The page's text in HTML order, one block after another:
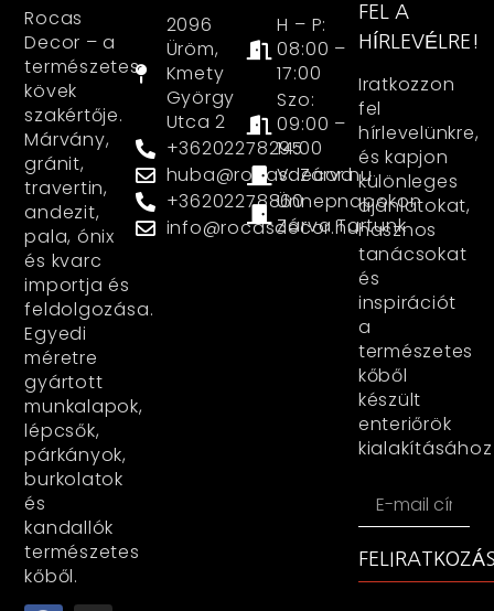
Rocas
Decor – a
természetes
kövek
szakértője.
Márvány,
gránit,
travertin,
andezit,
pala, ónix
és kvarc
importja és
feldolgozása.
Egyedi
méretre
gyártott
munkalapok,
lépcsők,
párkányok,
burkolatok
és
kandallók
természetes
kőből.
2096
Üröm,
Kmety
György
Utca 2
+36202278295
huba@rocasdecor.hu
+36202278860
info@rocasdecor.hu
H – P:
08:00 –
17:00
Szo:
09:00 –
14:00
V: Zárva
Ünnepnapokon
Zárva Tartunk
FEL A
HÍRLEVÉLRE!
Iratkozzon
fel
hírlevelünkre,
és kapjon
különleges
ajánlatokat,
hasznos
tanácsokat
és
inspirációt
a
természetes
kőből
készült
enteriőrök
kialakításához